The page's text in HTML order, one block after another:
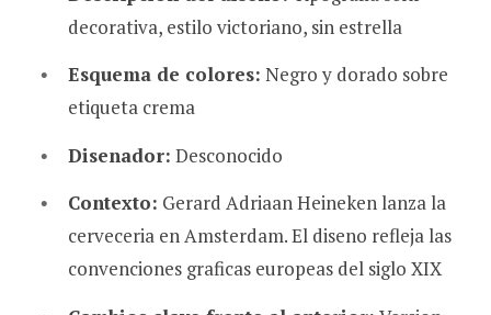
decorativa, estilo victoriano, sin estrella
Esquema de colores: Negro y dorado sobre
etiqueta crema
Disenador: Desconocido
Contexto: Gerard Adriaan Heineken lanza la
cerveceria en Amsterdam. El diseno refleja las
convenciones graficas europeas del siglo XIX